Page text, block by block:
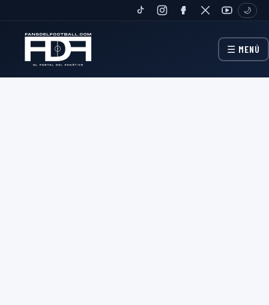
TIKTOKINSTAGRAMFANPAGETWITTERYOUTUBE
🌙
☰ MENÚ